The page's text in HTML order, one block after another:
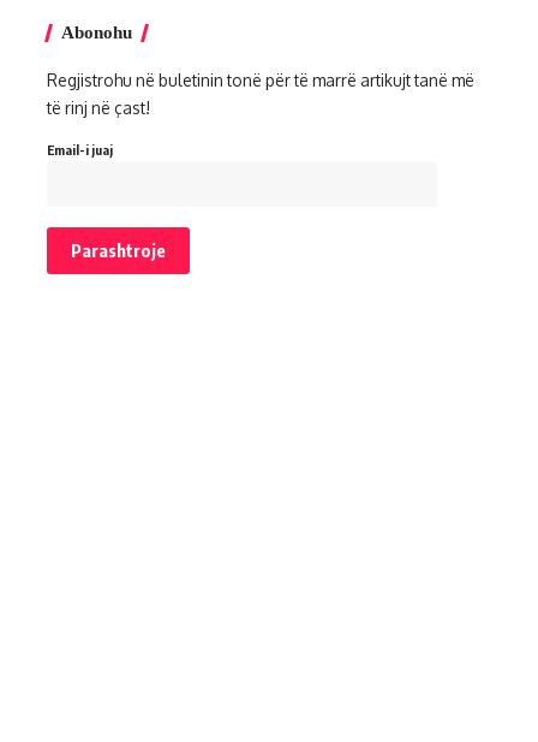
Abonohu
Regjistrohu në buletinin tonë për të marrë artikujt tanë më
të rinj në çast!
Email-i juaj